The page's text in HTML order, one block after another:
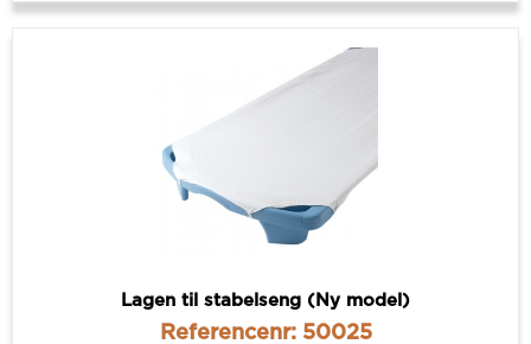
Lagen til stabelseng (Ny model)
Referencenr: 50025